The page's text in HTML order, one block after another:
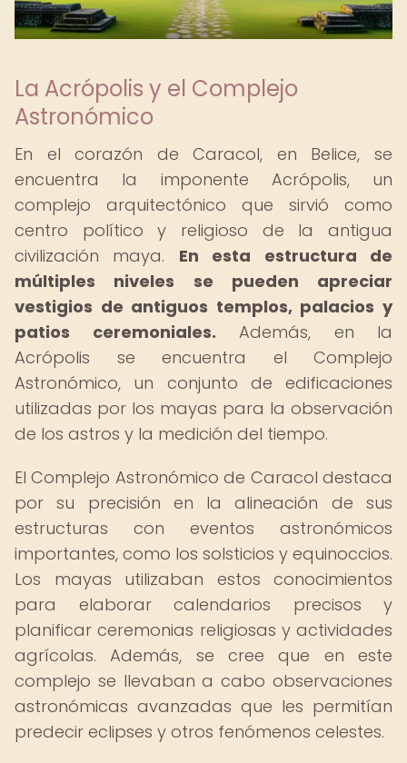
La Acrópolis y el Complejo
Astronómico
En el corazón de Caracol, en Belice, se
encuentra la imponente Acrópolis, un
complejo arquitectónico que sirvió como
centro político y religioso de la antigua
civilización maya. En esta estructura de
múltiples niveles se pueden apreciar
vestigios de antiguos templos, palacios y
patios ceremoniales. Además, en la
Acrópolis se encuentra el Complejo
Astronómico, un conjunto de edificaciones
utilizadas por los mayas para la observación
de los astros y la medición del tiempo.
El Complejo Astronómico de Caracol destaca
por su precisión en la alineación de sus
estructuras con eventos astronómicos
importantes, como los solsticios y equinoccios.
Los mayas utilizaban estos conocimientos
para elaborar calendarios precisos y
planificar ceremonias religiosas y actividades
agrícolas. Además, se cree que en este
complejo se llevaban a cabo observaciones
astronómicas avanzadas que les permitían
predecir eclipses y otros fenómenos celestes.